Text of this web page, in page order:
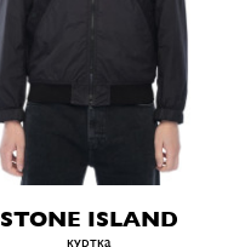
STONE ISLAND
куртка